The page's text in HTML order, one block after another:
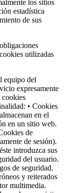
los sitios
estadística
de sus
utilizadas
equipo del
expresamente
cookies
• Cookies
en el
en un sitio web.
de
de sesión).
introduzca sus
del usuario.
de seguridad.
y reiterados
multimedia.